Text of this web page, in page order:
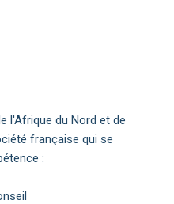
l'Afrique du Nord et de
française qui se
: